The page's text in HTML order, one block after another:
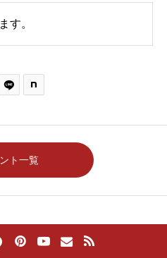
す。
ト一覧